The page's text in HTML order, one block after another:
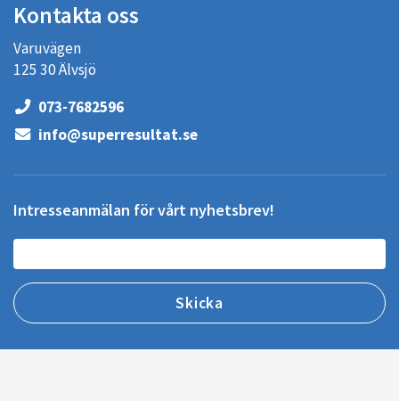
Kontakta oss
Varuvägen
125 30 Älvsjö
073-7682596
info@superresultat.se
Intresseanmälan för vårt nyhetsbrev!